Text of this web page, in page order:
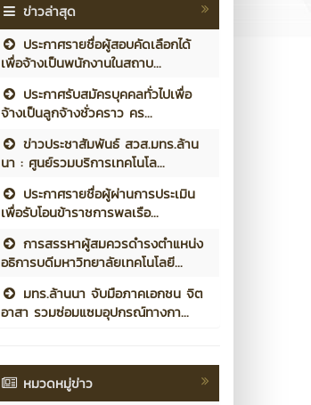
ข่าวล่าสุด
ประกาศรายชื่อผู้สอบคัดเลือกได้
เพื่อจ้างเป็นพนักงานในสถาบ...
ประกาศรับสมัครบุคคลทั่วไปเพื่อ
จ้างเป็นลูกจ้างชั่วคราว คร...
ข่าวประชาสัมพันธ์ สวส.มทร.ล้าน
นา : ศูนย์รวมบริการเทคโนโล...
ประกาศรายชื่อผู้ผ่านการประเมิน
เพื่อรับโอนข้าราชการพลเรือ...
การสรรหาผู้สมควรดำรงตำแหน่ง
อธิการบดีมหาวิทยาลัยเทคโนโลยี...
มทร.ล้านนา จับมือภาคเอกชน จิต
อาสา รวมซ่อมแซมอุปกรณ์ทางกา...
หมวดหมู่ข่าว